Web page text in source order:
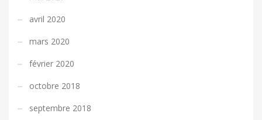
avril 2020
mars 2020
février 2020
octobre 2018
septembre 2018